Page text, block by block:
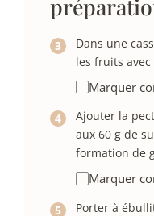
Dans une
les fruits
Marquer
Ajouter la
aux 60 g de
formation de
Marquer
Porter à